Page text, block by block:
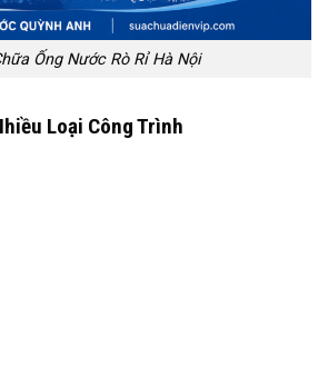
Ống Nước Rò Rỉ Hà Nội
Loại Công Trình